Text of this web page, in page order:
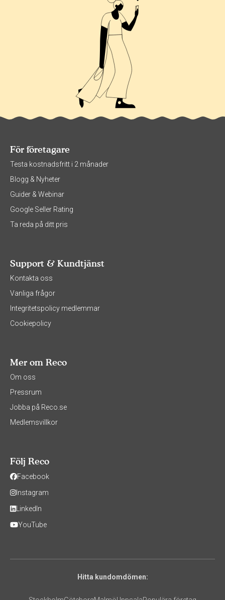
För företagare
Testa kostnadsfritt i 2 månader
Blogg & Nyheter
Guider & Webinar
Google Seller Rating
Ta reda på ditt pris
Support & Kundtjänst
Kontakta oss
Vanliga frågor
Integritetspolicy medlemmar
Cookiepolicy
Mer om Reco
Om oss
Pressrum
Jobba på Reco.se
Medlemsvillkor
Följ Reco
Facebook
Instagram
LinkedIn
YouTube
Hitta kundomdömen: